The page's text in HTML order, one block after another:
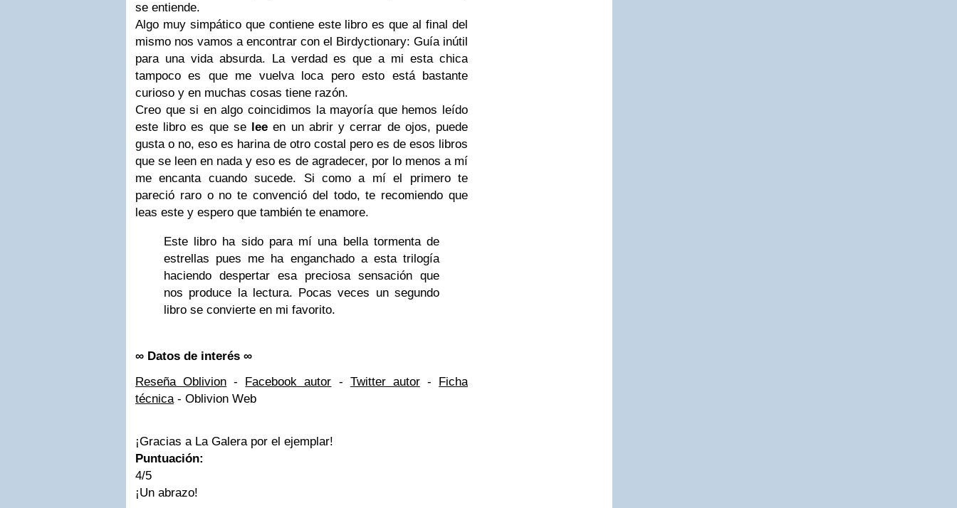
se entiende.
Algo muy simpático que contiene este libro es que al final del
mismo nos vamos a encontrar con el Birdyctionary: Guía inútil
para una vida absurda. La verdad es que a mi esta chica
tampoco es que me vuelva loca pero esto está bastante
curioso y en muchas cosas tiene razón.
Creo que si en algo coincidimos la mayoría que hemos leído
este libro es que se lee en un abrir y cerrar de ojos, puede
gusta o no, eso es harina de otro costal pero es de esos libros
que se leen en nada y eso es de agradecer, por lo menos a mí
me encanta cuando sucede. Si como a mí el primero te
pareció raro o no te convenció del todo, te recomiendo que
leas este y espero que también te enamore.
Este libro ha sido para mí una bella tormenta de
estrellas pues me ha enganchado a esta trilogía
haciendo despertar esa preciosa sensación que
nos produce la lectura. Pocas veces un segundo
libro se convierte en mi favorito.
∞ Datos de interés ∞
Reseña Oblivion - Facebook autor - Twitter autor- Ficha
técnica- Oblivion Web
¡Gracias a La Galera por el ejemplar!
Puntuación:
4/5
¡Un abrazo!